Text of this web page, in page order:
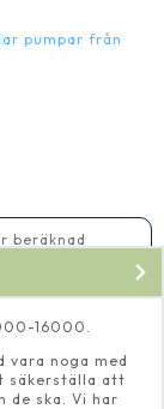
pumpar från
beräknad
16000.
vara noga med
säkerställa att
de ska. Vi har